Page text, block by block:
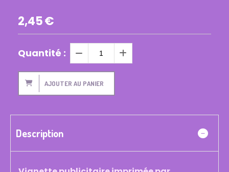
2,45€
Quantité :
AJOUTER AU PANIER
Description